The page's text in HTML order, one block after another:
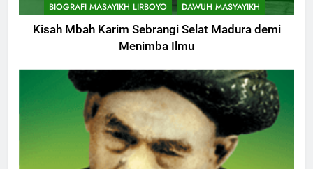
BIOGRAFI MASAYIKH LIRBOYO DAWUH MASYAYIKH
Kisah Mbah Karim Sebrangi Selat Madura demi
Menimba Ilmu